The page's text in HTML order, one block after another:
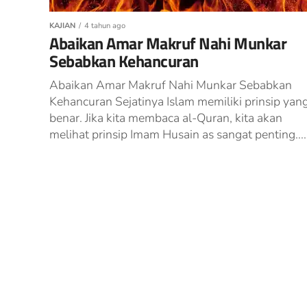
KAJIAN 4 tahun ago
Abaikan Amar Makruf Nahi Munkar
Sebabkan Kehancuran
Abaikan Amar Makruf Nahi Munkar Sebabkan
Kehancuran Sejatinya Islam memiliki prinsip
benar. Jika kita membaca al-Quran, kita akan
melihat prinsip Imam Husain as sangat penting....